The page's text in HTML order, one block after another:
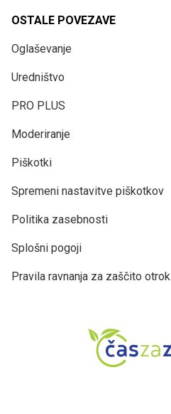
OSTALE POVEZAVE
Oglaševanje
Uredništvo
PRO PLUS
Moderiranje
Piškotki
Spremeni nastavitve piškotkov
Politika zasebnosti
Splošni pogoji
Pravila ravnanja za zaščito otrok